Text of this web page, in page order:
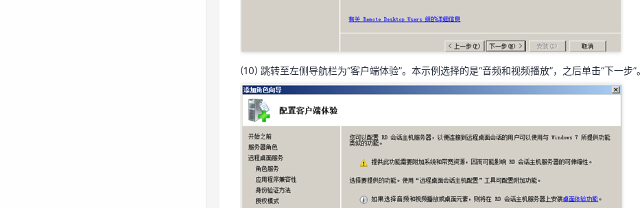
(10) 跳转至左侧导航栏为“客户端体验”。本示例选择的是“音频和视频播放”，之后单击“下一步”。
(10) 跳转至左侧导航栏为“客户端体验”。本示例选择的是“音频和视频播放”，之后单击“下一步”。